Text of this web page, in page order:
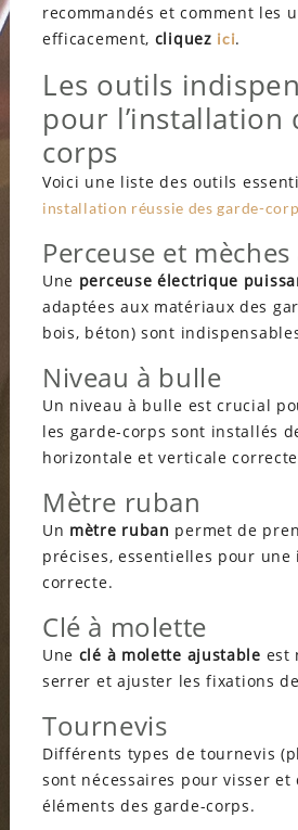
recommandés et comment les
efficacement, cliquez ici.
Les outils
pour l’installation
corps
Voici une liste des outils
installation réussie des garde-
Perceuse et
Une perceuse électrique
adaptées aux matériaux des
bois, béton) sont
Niveau à bulle
Un niveau à bulle est crucial
les garde-corps sont installés
horizontale et verticale
Mètre ruban
Un mètre ruban permet de
précises, essentielles pour
correcte.
Clé à molette
Une clé à molette ajustable est
serrer et ajuster les fixations
Tournevis
Différents types de tournevis
sont nécessaires pour visser et
éléments des garde-corps.